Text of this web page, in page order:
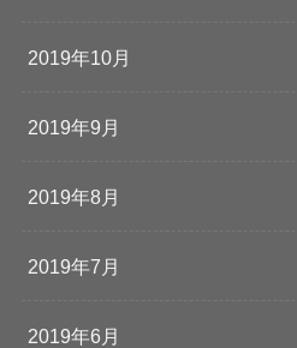
2019年10月
2019年9月
2019年8月
2019年7月
2019年6月